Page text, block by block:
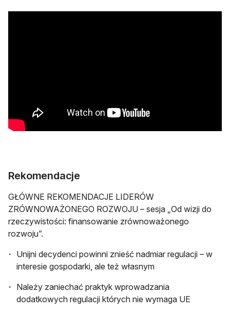
Rekomendacje
GŁÓWNE REKOMENDACJE LIDERÓW
ZRÓWNOWAŻONEGO ROZWOJU – sesja „Od wizji do
rzeczywistości: finansowanie zrównoważonego
rozwoju”.
Unijni decydenci powinni znieść nadmiar regulacji – w
interesie gospodarki, ale też własnym
Należy zaniechać praktyk wprowadzania
dodatkowych regulacji których nie wymaga UE